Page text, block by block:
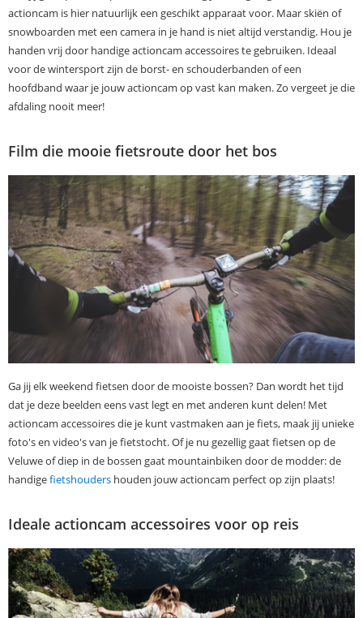
actioncam is hier natuurlijk een geschikt apparaat voor. Maar skiën of
snowboarden met een camera in je hand is niet altijd verstandig. Hou je
handen vrij door handige actioncam accessoires te gebruiken. Ideaal
voor de wintersport zijn de borst- en schouderbanden of een
hoofdband waar je jouw actioncam op vast kan maken. Zo vergeet je die
afdaling nooit meer!
Film die mooie fietsroute door het bos
Ga jij elk weekend fietsen door de mooiste bossen? Dan wordt het tijd
dat je deze beelden eens vast legt en met anderen kunt delen! Met
actioncam accessoires die je kunt vastmaken aan je fiets, maak jij unieke
foto's en video's van je fietstocht. Of je nu gezellig gaat fietsen op de
Veluwe of diep in de bossen gaat mountainbiken door de modder: de
handigefietshouders houden jouw actioncam perfect op zijn plaats!
Ideale actioncam accessoires voor op reis